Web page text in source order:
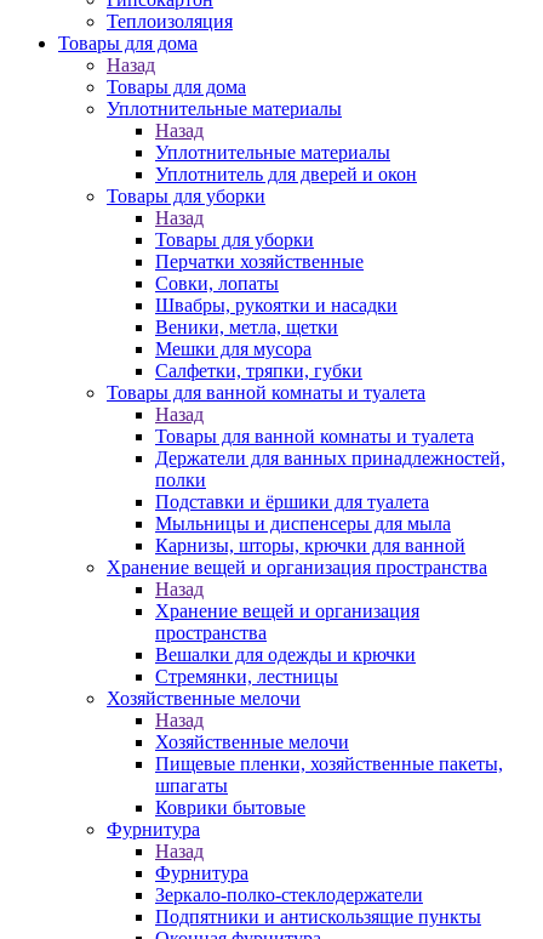
Теплоизоляция
Товары для дома
Назад
Товары для дома
Уплотнительные материалы
Назад
Уплотнительные материалы
Уплотнитель для дверей и окон
Товары для уборки
Назад
Товары для уборки
Перчатки хозяйственные
Совки, лопаты
Швабры, рукоятки и насадки
Веники, метла, щетки
Мешки для мусора
Салфетки, тряпки, губки
Товары для ванной комнаты и туалета
Назад
Товары для ванной комнаты и туалета
Держатели для ванных принадлежностей,
полки
Подставки и ёршики для туалета
Мыльницы и диспенсеры для мыла
Карнизы, шторы, крючки для ванной
Хранение вещей и организация пространства
Назад
Хранение вещей и организация
пространства
Вешалки для одежды и крючки
Стремянки, лестницы
Хозяйственные мелочи
Назад
Хозяйственные мелочи
Пищевые пленки, хозяйственные пакеты,
шпагаты
Коврики бытовые
Фурнитура
Назад
Фурнитура
Зеркало-полко-стеклодержатели
Подпятники и антискользящие пункты